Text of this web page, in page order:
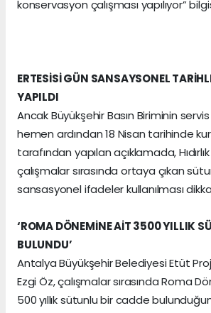
konservasyon çalışması yapılıyor”
ERTESİSİ GÜN SANSAYSONEL
YAPILDI
Ancak Büyükşehir Basın Biriminin
hemen ardından 18 Nisan tarihinde
tarafından yapılan açıklamada,
çalışmalar sırasında ortaya çıkan
sansasyonel ifadeler kullanılması
‘ROMA DÖNEMİNE AİT 3500 YILLIK
BULUNDU’
Antalya Büyükşehir Belediyesi Etüt
Ezgi Öz, çalışmalar sırasında Roma
500 yıllık sütunlu bir cadde